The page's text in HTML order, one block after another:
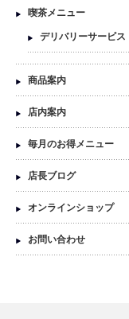
喫茶メニュー
デリバリーサービス
商品案内
店内案内
毎月のお得メニュー
店長ブログ
オンラインショップ
お問い合わせ